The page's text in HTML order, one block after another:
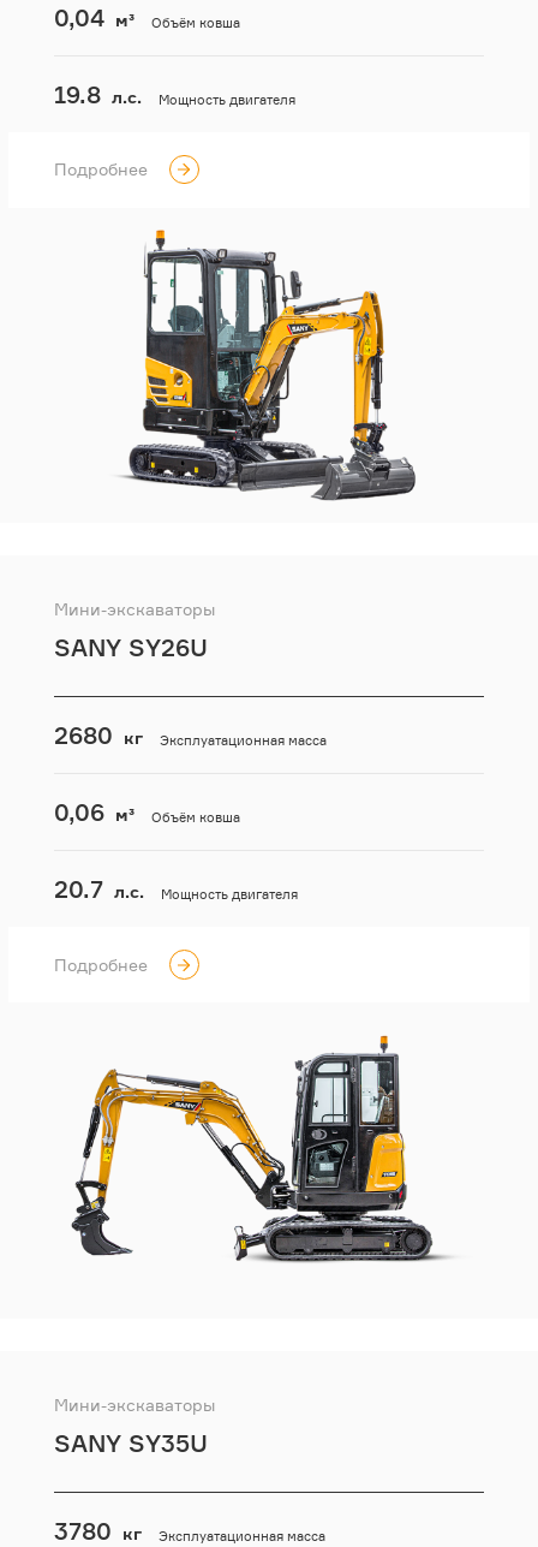
Объём ковша
0,04 м³
Мощность двигателя
19.8 л.с.
Подробнее
Мини-экскаваторы
SANY SY26U
Эксплуатационная масса
2680 кг
Объём ковша
0,06 м³
Мощность двигателя
20.7 л.с.
Подробнее
Мини-экскаваторы
SANY SY35U
Эксплуатационная масса
3780 кг